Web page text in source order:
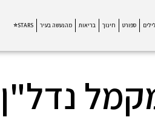
ספורט חינוך בריאות מהנעשה בעיר STARS⭐
נדל"ן